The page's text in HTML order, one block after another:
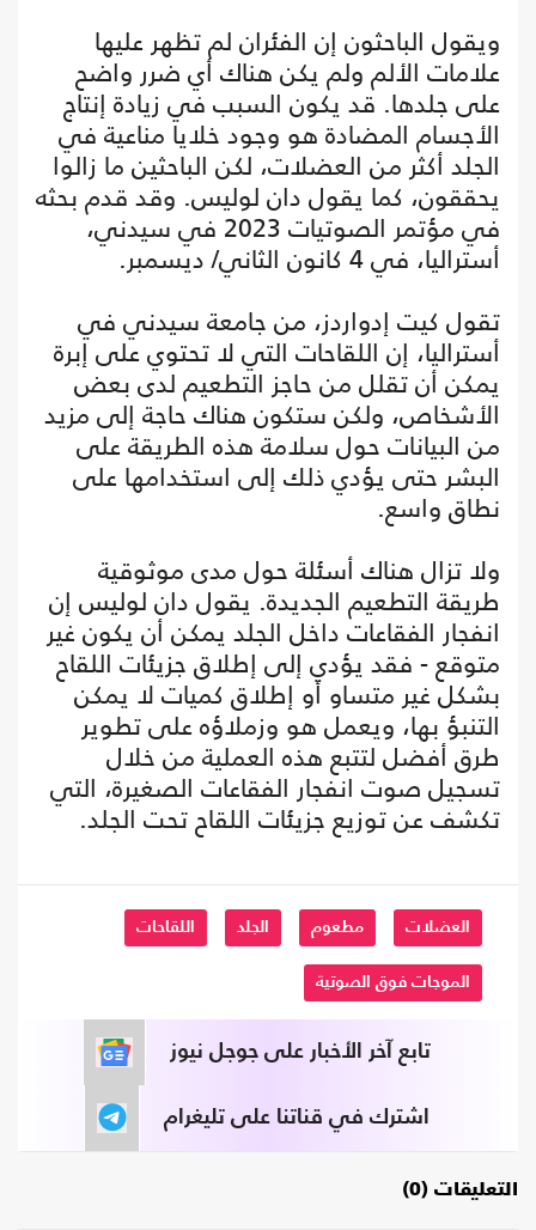
ويقول الباحثون إن الفئران لم تظهر عليها
علامات الألم ولم يكن هناك أي ضرر واضح
على جلدها. قد يكون السبب في زيادة إنتاج
الأجسام المضادة هو وجود خلايا مناعية في
الجلد أكثر من العضلات، لكن الباحثين ما زالوا
يحققون، كما يقول دان لوليس. وقد قدم بحثه
في مؤتمر الصوتيات 2023 في سيدني،
أستراليا، في 4 كانون الثاني/ ديسمبر.
تقول كيت إدواردز، من جامعة سيدني في
أستراليا، إن اللقاحات التي لا تحتوي على إبرة
يمكن أن تقلل من حاجز التطعيم لدى بعض
الأشخاص، ولكن ستكون هناك حاجة إلى مزيد
من البيانات حول سلامة هذه الطريقة على
البشر حتى يؤدي ذلك إلى استخدامها على
نطاق واسع.
ولا تزال هناك أسئلة حول مدى موثوقية
طريقة التطعيم الجديدة. يقول دان لوليس إن
انفجار الفقاعات داخل الجلد يمكن أن يكون غير
متوقع - فقد يؤدي إلى إطلاق جزيئات اللقاح
بشكل غير متساو أو إطلاق كميات لا يمكن
التنبؤ بها، ويعمل هو وزملاؤه على تطوير
طرق أفضل لتتبع هذه العملية من خلال
تسجيل صوت انفجار الفقاعات الصغيرة، التي
تكشف عن توزيع جزيئات اللقاح تحت الجلد.
العضلات مطعوم الجلد اللقاحات
الموجات فوق الصوتية
تابع آخر الأخبار على جوجل نيوز
اشترك في قناتنا على تليغرام
التعليقات (0)